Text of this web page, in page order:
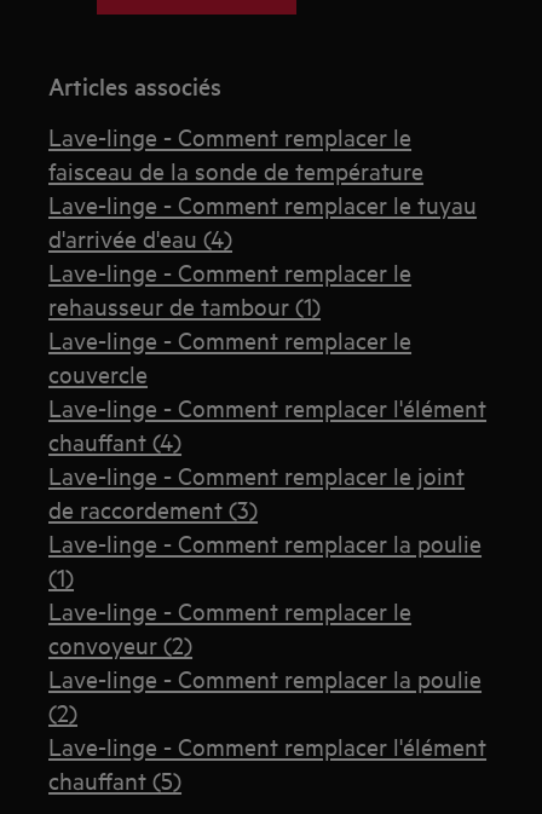
Articles associés
Lave-linge - Comment remplacer le
faisceau de la sonde de température
Lave-linge - Comment remplacer le tuyau
d'arrivée d'eau (4)
Lave-linge - Comment remplacer le
rehausseur de tambour (1)
Lave-linge - Comment remplacer le
couvercle
Lave-linge - Comment remplacer l'élément
chauffant (4)
Lave-linge - Comment remplacer le joint
de raccordement (3)
Lave-linge - Comment remplacer la poulie
(1)
Lave-linge - Comment remplacer le
convoyeur (2)
Lave-linge - Comment remplacer la poulie
(2)
Lave-linge - Comment remplacer l'élément
chauffant (5)